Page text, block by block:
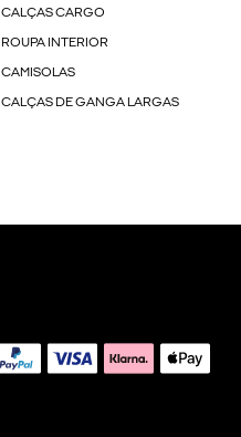
CALÇAS CARGO
ROUPA INTERIOR
CAMISOLAS
CALÇAS DE GANGA LARGAS